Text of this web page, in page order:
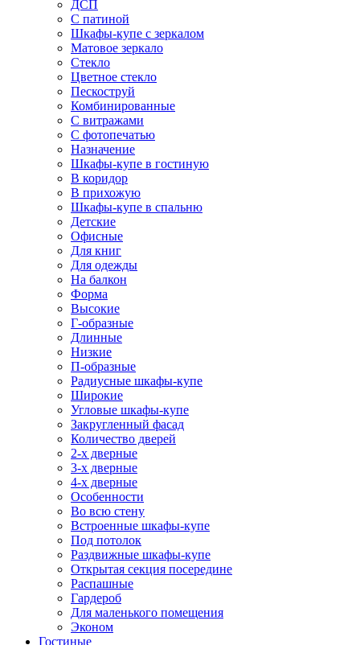
ДСП
С патиной
Шкафы-купе с зеркалом
Матовое зеркало
Стекло
Цветное стекло
Пескоструй
Комбинированные
С витражами
С фотопечатью
Назначение
Шкафы-купе в гостиную
В коридор
В прихожую
Шкафы-купе в спальню
Детские
Офисные
Для книг
Для одежды
На балкон
Форма
Высокие
Г-образные
Длинные
Низкие
П-образные
Радиусные шкафы-купе
Широкие
Угловые шкафы-купе
Закругленный фасад
Количество дверей
2-х дверные
3-х дверные
4-х дверные
Особенности
Во всю стену
Встроенные шкафы-купе
Под потолок
Раздвижные шкафы-купе
Открытая секция посередине
Распашные
Гардероб
Для маленького помещения
Эконом
Гостиные